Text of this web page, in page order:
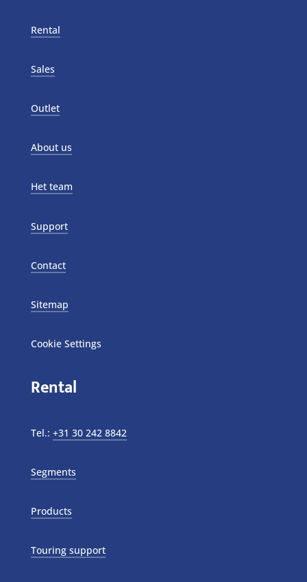
Rental
Sales
Outlet
About us
Het team
Support
Contact
Sitemap
Cookie Settings
Rental
Tel.: +31 30 242 8842
Segments
Products
Touring support